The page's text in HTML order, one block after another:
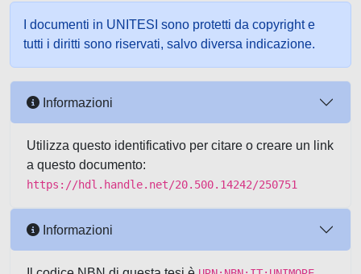
I documenti in UNITESI sono protetti da copyright e
tutti i diritti sono riservati, salvo diversa indicazione.
Informazioni
Utilizza questo identificativo per citare o creare un link
a questo documento:
https://hdl.handle.net/20.500.14242/250751
Informazioni